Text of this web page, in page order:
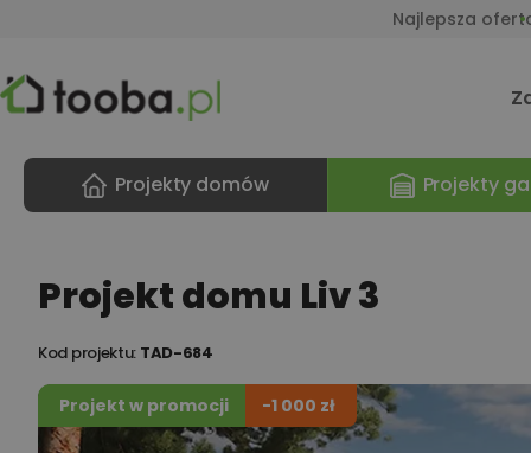
Najlepsza
Projekty domów Projekty
Projekt domu Liv 3
Kod projektu: TAD-684
Projekt w promocji -1 000 zł